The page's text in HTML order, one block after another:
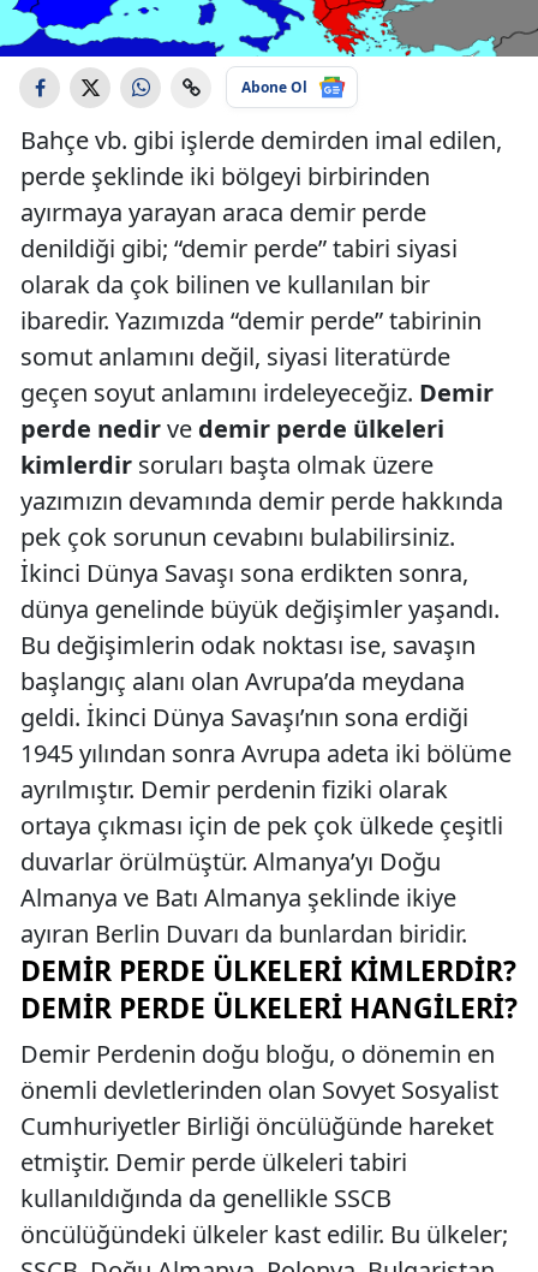
Abone Ol
Bahçe vb. gibi işlerde demirden imal edilen,
perde şeklinde iki bölgeyi birbirinden
ayırmaya yarayan araca demir perde
denildiği gibi; “demir perde” tabiri siyasi
olarak da çok bilinen ve kullanılan bir
ibaredir. Yazımızda “demir perde” tabirinin
somut anlamını değil, siyasi literatürde
geçen soyut anlamını irdeleyeceğiz. Demir
perde nedirve demir perde ülkeleri
kimlerdir soruları başta olmak üzere
yazımızın devamında demir perde hakkında
pek çok sorunun cevabını bulabilirsiniz.
İkinci Dünya Savaşı sona erdikten sonra,
dünya genelinde büyük değişimler yaşandı.
Bu değişimlerin odak noktası ise, savaşın
başlangıç alanı olan Avrupa’da meydana
geldi. İkinci Dünya Savaşı’nın sona erdiği
1945 yılından sonra Avrupa adeta iki bölüme
ayrılmıştır. Demir perdenin fiziki olarak
ortaya çıkması için de pek çok ülkede çeşitli
duvarlar örülmüştür. Almanya’yı Doğu
Almanya ve Batı Almanya şeklinde ikiye
ayıran Berlin Duvarı da bunlardan biridir.
DEMIR PERDE ÜLKELERI KIMLERDIR?
DEMIR PERDE ÜLKELERI HANGILERI?
Demir Perdenin doğu bloğu, o dönemin en
önemli devletlerinden olan Sovyet Sosyalist
Cumhuriyetler Birliği öncülüğünde hareket
etmiştir. Demir perde ülkeleri tabiri
kullanıldığında da genellikle SSCB
öncülüğündeki ülkeler kast edilir. Bu ülkeler;